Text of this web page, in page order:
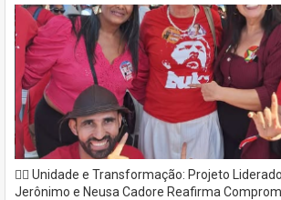
✊🏽 Unidade e Transformação: Projeto
Jerônimo e Neusa Cadore Reafirma